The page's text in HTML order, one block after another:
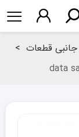
جانبی قطعات >